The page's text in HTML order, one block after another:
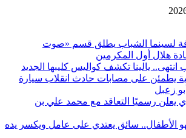
لسينما الشباب يطلق قسم «صوت
هلال أول المكرمين
يالينا تكشف كواليس كليبها الجديد
يطمئن على مصابات حادث انقلاب سيارة
زعبل
يعلن رسميًا التعاقد مع محمد علي بن
الأطفال.. سائق يعتدي على عامل ويكسر يده